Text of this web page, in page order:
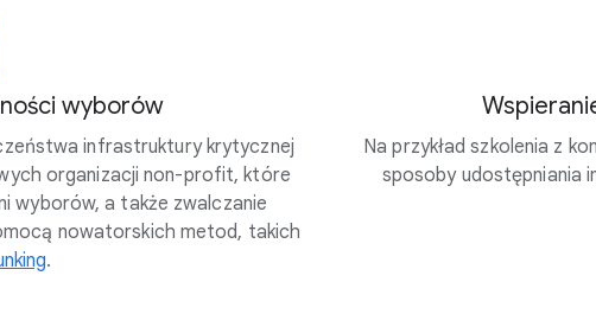
wyborów
infrastruktury krytycznej
organizacji non-profit, które
wyborów, a także zwalczanie
nowatorskich metod, takich
.
Na przykład szkolenia z
sposoby udostępniania